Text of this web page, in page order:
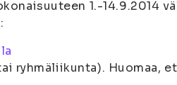
1.-14.9.2014
ryhmäliikunta). Huomaa,